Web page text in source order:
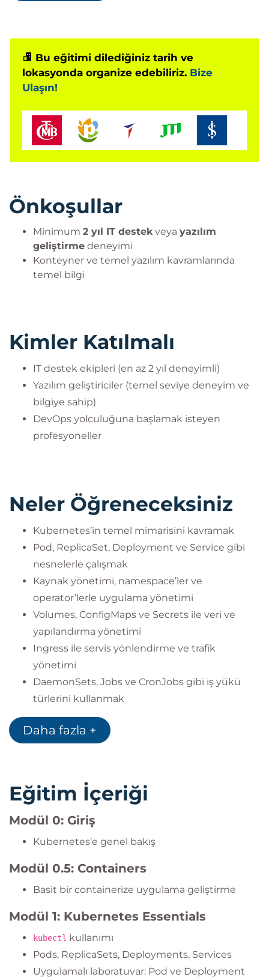
Bu eğitimi dilediğiniz tarih ve
lokasyonda organize edebiliriz. Bize
Ulaşın!
Önkoşullar
Minimum 2 yıl IT destekveya yazılım
geliştirme deneyimi
Konteyner ve temel yazılım kavramlarında
temel bilgi
Kimler Katılmalı
IT destek ekipleri (en az 2 yıl deneyimli)
Yazılım geliştiriciler (temel seviye deneyim ve
bilgiye sahip)
DevOps yolculuğuna başlamak isteyen
profesyoneller
Neler Öğreneceksiniz
Kubernetes’in temel mimarisini kavramak
Pod, ReplicaSet, Deployment ve Service gibi
nesnelerle çalışmak
Kaynak yönetimi, namespace’ler ve
operator’lerle uygulama yönetimi
Volumes, ConfigMaps ve Secrets ile veri ve
yapılandırma yönetimi
Ingress ile servis yönlendirme ve trafik
yönetimi
DaemonSets, Jobs ve CronJobs gibi iş yükü
türlerini kullanmak
RBAC, NetworkPolicy ve SecurityPolicy ile
güvenlik sağlamak
Daha fazla +
Eğitim İçeriği
Modül 0: Giriş
Kubernetes’e genel bakış
Modül 0.5: Containers
Basit bir containerize uygulama geliştirme
Modül 1: Kubernetes Essentials
kubectl kullanımı
Pods, ReplicaSets, Deployments, Services
Uygulamalı laboratuvar: Pod ve Deployment